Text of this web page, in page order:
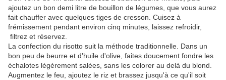
ajoutez un bon demi litre de bouillon de légumes, que vous aurez
fait chauffer avec quelques tiges de cresson. Cuisez à
frémissement pendant environ cinq minutes, laissez refroidir,
filtrez et réservez.
La confection du risotto suit la méthode traditionnelle. Dans un
bon peu de beurre et d'huile d'olive, faites doucement fondre les
échalotes légèrement salées, sans les colorer au delà du blond.
Augmentez le feu, ajoutez le riz et brassez jusqu'à ce qu'il soit